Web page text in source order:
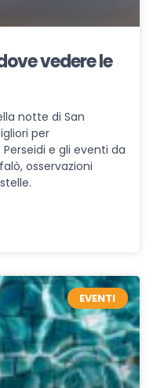
vedere le
notte di San
per
e gli eventi da
osservazioni
EVENTI